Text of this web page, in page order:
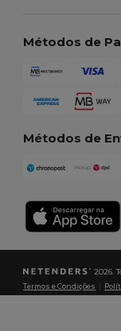
Métodos de
Métodos de
2026.
Termos e Condições